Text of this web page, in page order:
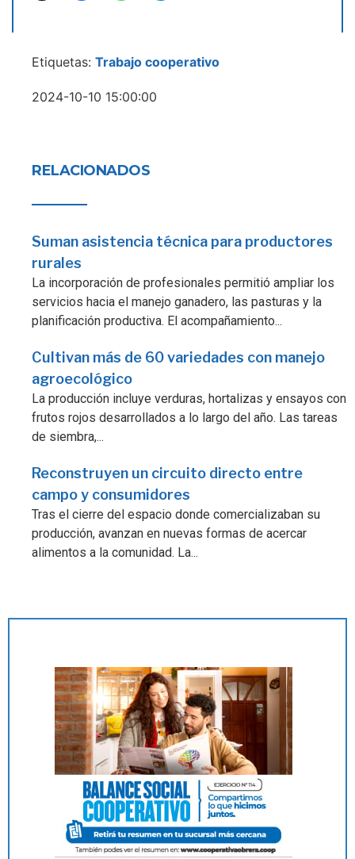
Etiquetas: Trabajo cooperativo
2024-10-10 15:00:00
RELACIONADOS
Suman asistencia técnica para productores
rurales
La incorporación de profesionales permitió ampliar los
servicios hacia el manejo ganadero, las pasturas y la
planificación productiva. El acompañamiento...
Cultivan más de 60 variedades con manejo
agroecológico
La producción incluye verduras, hortalizas y ensayos con
frutos rojos desarrollados a lo largo del año. Las tareas
de siembra,...
Reconstruyen un circuito directo entre
campo y consumidores
Tras el cierre del espacio donde comercializaban su
producción, avanzan en nuevas formas de acercar
alimentos a la comunidad. La...